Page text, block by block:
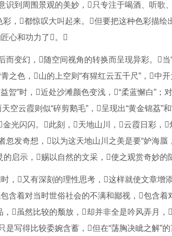
识到周围景观的美妙，只专注于喝酒、听歌
，都惊叹大叫起来。但要把这种色彩描
心和功力了。
而变幻，随空间视角的转换而呈现异彩。
之色，山的上空则“有猩红云五千尺”，中
曶”时，近处沙滩颜色变浅，“柔蓝懈白”
天空云霞则似“碎剪鹅毛”，呈现出“黄金锦荔”
光闪闪。此刻，天地山川，云霞日彩，
忽发奇想，以为这天地山川之美是要“妒海
的启示，赐以自然的文采，使之观赏奇妙的
，又有深刻的理性思考，这样就使文章增
含着对当时世俗社会的不满和鄙视，包含着
，虽然比较的颓放，却并非全是吟风弄月，
是写得比较委婉含蓄，但在“荡胸决眦之解”